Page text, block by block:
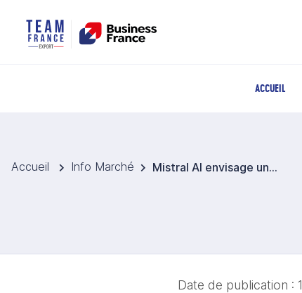
ACCUEIL
Accueil Info Marché Mistral AI envisage une expansion stratégique en Inde pour ses activités
Date de publication :